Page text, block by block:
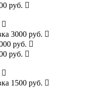
руб.
3000 руб.
руб.
руб.
1500 руб.